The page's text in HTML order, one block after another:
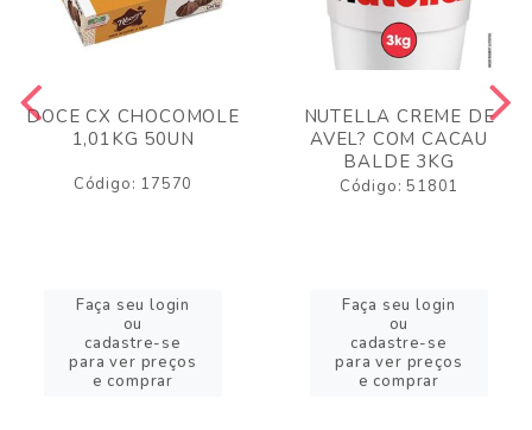
DOCE CX CHOCOMOLE
1,01KG 50UN
Código: 17570
Faça seu login
ou
cadastre-se
para ver preços
e comprar
NUTELLA CREME DE
AVEL? COM CACAU
BALDE 3KG
Código: 51801
Faça seu login
ou
cadastre-se
para ver preços
e comprar